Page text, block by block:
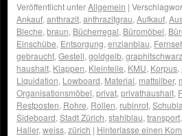
Veröffentlicht unterAllgemein |
Ankauf, anthrazit, anthrazitgrau, Aufkauf,
Bleche, braun, Bücherregal, Büromöbel,
Einschübe, Entsorgung, enzianblau,
gebraucht, Gestell, goldgelb, graphitschwarz
haushalt, Klappen, Kleinteile, KMU, Korpus,
Liquidation, Lowboard, Material, mattsilber,
Organisationsmöbel, privat, privathaushalt,
Restposten, Rohre, Rollen, rubinrot,
Sideboard, Stadt Zürich, stahlblau, transport,
Haller, weiss, zürich | Hinterlasse einen